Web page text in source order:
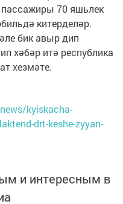
70 яшьлек
китерделәр.
бик авыр дип
хәбәр итә республика
хезмәте.
kyiskacha-
drt-keshe-zyyan-
и интересным в